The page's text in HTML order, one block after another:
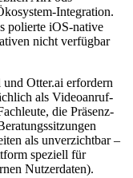
Integration.
polierte iOS-native
nicht verfügbar
Otter.ai erfordern
als Videoanruf-
die Präsenz-
als unverzichtbar –
speziell für
Nutzerdaten).